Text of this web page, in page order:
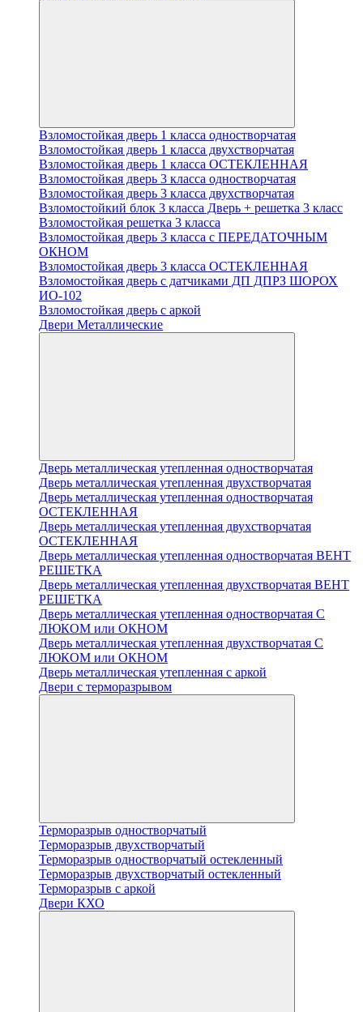
Взломостойкая дверь 1 класса одностворчатая
Взломостойкая дверь 1 класса двухстворчатая
Взломостойкая дверь 1 класса ОСТЕКЛЕННАЯ
Взломостойкая дверь 3 класса одностворчатая
Взломостойкая дверь 3 класса двухстворчатая
Взломостойкий блок 3 класса Дверь + решетка 3 класс
Взломостойкая решетка 3 класса
Взломостойкая дверь 3 класса с ПЕРЕДАТОЧНЫМ
ОКНОМ
Взломостойкая дверь 3 класса ОСТЕКЛЕННАЯ
Взломостойкая дверь с датчиками ДП ДПРЗ ШОРОХ
ИО-102
Взломостойкая дверь с аркой
Двери Металлические
Дверь металлическая утепленная одностворчатая
Дверь металлическая утепленная двухстворчатая
Дверь металлическая утепленная одностворчатая
ОСТЕКЛЕННАЯ
Дверь металлическая утепленная двухстворчатая
ОСТЕКЛЕННАЯ
Дверь металлическая утепленная одностворчатая ВЕНТ
РЕШЕТКА
Дверь металлическая утепленная двухстворчатая ВЕНТ
РЕШЕТКА
Дверь металлическая утепленная одностворчатая С
ЛЮКОМ или ОКНОМ
Дверь металлическая утепленная двухстворчатая С
ЛЮКОМ или ОКНОМ
Дверь металлическая утепленная с аркой
Двери с терморазрывом
Терморазрыв одностворчатый
Терморазрыв двухстворчатый
Терморазрыв одностворчатый остекленный
Терморазрыв двухстворчатый остекленный
Терморазрыв с аркой
Двери КХО